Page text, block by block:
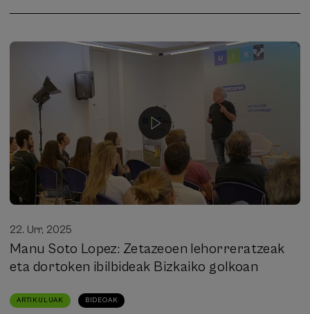
22. Urr, 2025
Manu Soto Lopez: Zetazeoen lehorreratzeak
eta dortoken ibilbideak Bizkaiko golkoan
ARTIKULUAK BIDEOAK